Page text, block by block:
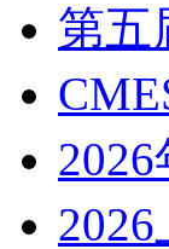
第五